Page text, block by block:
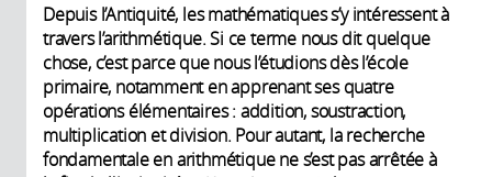
Depuis l’Antiquité, les mathématiques s’y intéressent à
travers l’arithmétique. Si ce terme nous dit quelque
chose, c’est parce que nous l’étudions dès l’école
primaire, notamment en apprenant ses quatre
opérations élémentaires : addition, soustraction,
multiplication et division. Pour autant, la recherche
fondamentale en arithmétique ne s’est pas arrêtée à